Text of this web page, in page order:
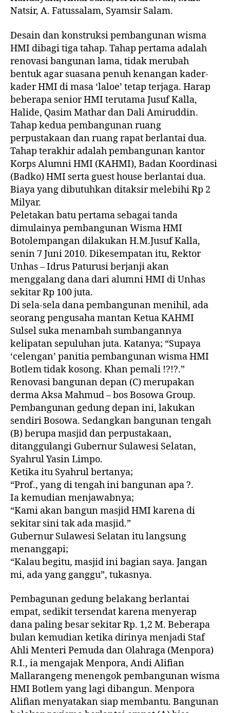
Natsir, A. Fatussalam, Syamsir Salam.
Desain dan konstruksi pembangunan wisma
HMI dibagi tiga tahap. Tahap pertama adalah
renovasi bangunan lama, tidak merubah
bentuk agar suasana penuh kenangan kader-
kader HMI di masa ‘laloe’ tetap terjaga. Harap
beberapa senior HMI terutama Jusuf Kalla,
Halide, Qasim Mathar dan Dali Amiruddin.
Tahap kedua pembangunan ruang
perpustakaan dan ruang rapat berlantai dua.
Tahap terakhir adalah pembangunan kantor
Korps Alumni HMI (KAHMI), Badan Koordinasi
(Badko) HMI serta guest house berlantai dua.
Biaya yang dibutuhkan ditaksir melebihi Rp 2
Milyar.
Peletakan batu pertama sebagai tanda
dimulainya pembangunan Wisma HMI
Botolempangan dilakukan H.M.Jusuf Kalla,
senin 7 Juni 2010. Dikesempatan itu, Rektor
Unhas – Idrus Paturusi berjanji akan
menggalang dana dari alumni HMI di Unhas
sekitar Rp 100 juta.
Di sela-sela dana pembangunan menihil, ada
seorang pengusaha mantan Ketua KAHMI
Sulsel suka menambah sumbangannya
kelipatan sepuluhan juta. Katanya; “Supaya
‘celengan’ panitia pembangunan wisma HMI
Botlem tidak kosong. Khan pemali !?!?.”
Renovasi bangunan depan (C) merupakan
derma Aksa Mahmud – bos Bosowa Group.
Pembangunan gedung depan ini, lakukan
sendiri Bosowa. Sedangkan bangunan tengah
(B) berupa masjid dan perpustakaan,
ditanggulangi Gubernur Sulawesi Selatan,
Syahrul Yasin Limpo.
Ketika itu Syahrul bertanya;
“Prof., yang di tengah ini bangunan apa ?.
Ia kemudian menjawabnya;
“Kami akan bangun masjid HMI karena di
sekitar sini tak ada masjid.”
Gubernur Sulawesi Selatan itu langsung
menanggapi;
“Kalau begitu, masjid ini bagian saya. Jangan
mi, ada yang ganggu”, tukasnya.
Pembagunan gedung belakang berlantai
empat, sedikit tersendat karena menyerap
dana paling besar sekitar Rp. 1,2 M. Beberapa
bulan kemudian ketika dirinya menjadi Staf
Ahli Menteri Pemuda dan Olahraga (Menpora)
R.I., ia mengajak Menpora, Andi Alifian
Mallarangeng menengok pembangunan wisma
HMI Botlem yang lagi dibangun. Menpora
Alifian menyatakan siap membantu. Bangunan